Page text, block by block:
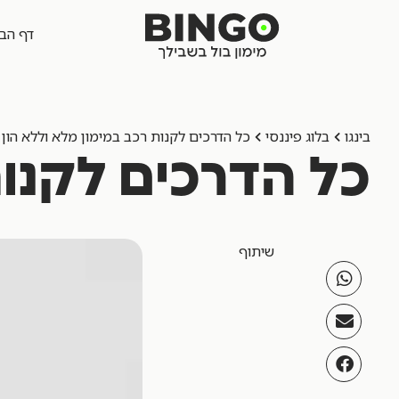
דף
הלוואה לכל מטרה הלוואה כנגד רכב
בינגו בלוג פיננסי כל הדרכים לקנות רכב במימון מלא וללא
כל הדרכים
שיתוף